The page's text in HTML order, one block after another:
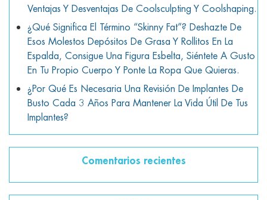
Ventajas Y Desventajas De Coolsculpting Y Coolshaping.
¿Qué Significa El Término “skinny Fat”? Deshazte De
Esos Molestos Depósitos De Grasa Y Rollitos En La
Espalda, Consigue Una Figura Esbelta, Siéntete A Gusto
En Tu Propio Cuerpo Y Ponte La Ropa Que Quieras.
¿Por Qué Es Necesaria Una Revisión De Implantes De
Busto Cada 3 Años Para Mantener La Vida Útil De Tus
Implantes?
Comentarios recientes